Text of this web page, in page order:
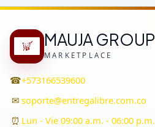
MAUJA GROUP
MARKETPLACE
☎+573166539600
✉ soporte@entregalibre.com.co
⏰ Lun - Vie 09:00 a.m. - 06:00 p.m.